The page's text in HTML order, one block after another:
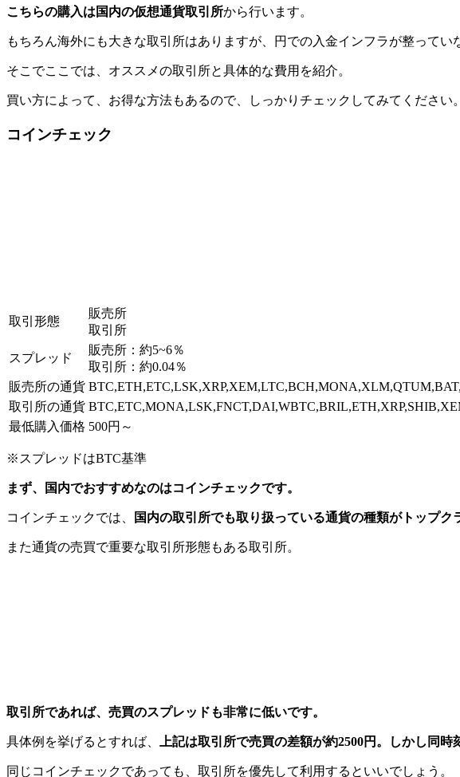
こちらの購入は国内の仮想通貨取引所から行います。
もちろん海外にも大きな取引所はありますが、円での入金インフラが整って
そこでここでは、オススメの取引所と具体的な費用を紹介。
買い方によって、お得な方法もあるので、しっかりチェックしてみてください。
コインチェック
取引形態
販売所
取引所
スプレッド
販売所：約5~6％
取引所：約0.04％
販売所の通貨
取引所の通貨
最低購入価格 500円～
※スプレッドはBTC基準
まず、国内でおすすめなのはコインチェックです。
コインチェックでは、 国内の取引所でも取り扱っている通貨の種類がトップク
また通貨の売買で重要な取引所形態もある取引所。
取引所であれば、売買のスプレッドも非常に低いです。
具体例を挙げるとすれば、 上記は取引所で売買の差額が約2500円。しかし同
同じコインチェックであっても、取引所を優先して利用するといいでしょう。